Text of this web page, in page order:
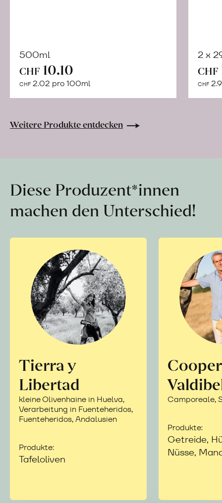
500ml
CHF 10.10
CHF 2.02 pro 100ml
Warenkorb
2 x
CHF
CHF
Weitere Produkte entdecken
Diese Produzent*innen
machen den Unterschied!
Tierra y
Libertad
kleine Olivenhaine in Huelva,
Verarbeitung in Fuenteheridos,
Fuenteheridos, Andalusien
Produkte:
Tafeloliven
Camporeale,
Produkte:
Getreide,
Nüsse,